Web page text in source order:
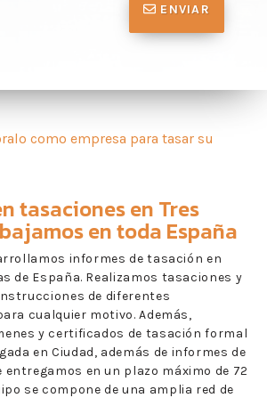
ENVIAR
como empresa para tasar su
tasaciones en Tres
en toda España
informes de tasación en
de España. Realizamos tasaciones y
de diferentes
cualquier motivo. Además,
y certificados de tasación formal
en Ciudad, además de informes de
en un plazo máximo de 72
se compone de una amplia red de